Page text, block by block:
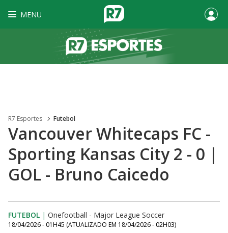
MENU
R7 Esportes Futebol
Vancouver Whitecaps FC -
Sporting Kansas City 2 - 0 |
GOL - Bruno Caicedo
FUTEBOL | Onefootball - Major League Soccer
18/04/2026 - 01H45 (ATUALIZADO EM 18/04/2026 - 02H03)